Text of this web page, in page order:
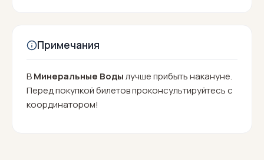
Примечания
ВМинеральные Водылучше прибыть накануне.
Перед покупкой билетов проконсультируйтесь с
координатором!